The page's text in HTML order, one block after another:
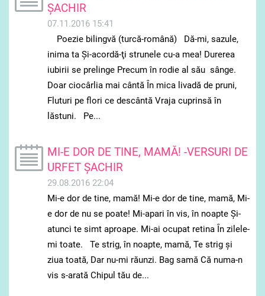
ȘACHIR
07.11.2016 15:41
Poezie bilingvă (turcă-română) Dă-mi, sazule,
inima ta Şi-acordă-ţi strunele cu-a mea! Durerea
iubirii se prelinge Precum în rodie al său sânge.
Doar ciocârlia mai cântă Ȋn mica livadă de pruni,
Fluturi pe flori ce descântă Vraja cuprinsă în
lăstuni. Pe...
MI-E DOR DE TINE, MAMĂ! -VERSURI DE
URFET ȘACHIR
29.08.2016 22:04
Mi-e dor de tine, mamă! Mi-e dor de tine, mamă, Mi-
e dor de nu se poate! Mi-apari în vis, în noapte Şi-
atunci te simt aproape. Mi-ai ocupat retina Ȋn zilele-
mi toate. Te strig, în noapte, mamă, Te strig şi
ziua toată, Dar nu-mi răunzi. Bag samă Că numa-n
vis s-arată Chipul tău de...